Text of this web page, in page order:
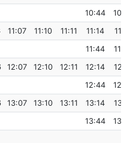
10:44
11:07 11:10 11:11 11:14
11:44
12:07 12:10 12:11 12:14
12:44
13:07 13:10 13:11 13:14
13:44